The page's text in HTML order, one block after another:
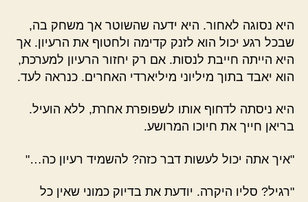
היא נסוגה לאחור. היא ידעה שהשוטר אך משחק בה,
שבכל רגע יכול הוא לזנק קדימה ולחטוף את הרעיון. אך
היא הייתה חייבת לנסות. אם רק יחזור הרעיון למערכת,
הוא יאבד בתוך מיליוני מיליארדי האחרים. כנראה לעד.
היא ניסתה לדחוף אותו לשפופרת אחרת, ללא הועיל.
בריאן חייך את חיוכו המרושע.
"איך אתה יכול לעשות דבר כזה? להשמיד רעיון כה…"
"רגיל? סליו היקרה. יודעת את בדיוק כמוני שאין כל